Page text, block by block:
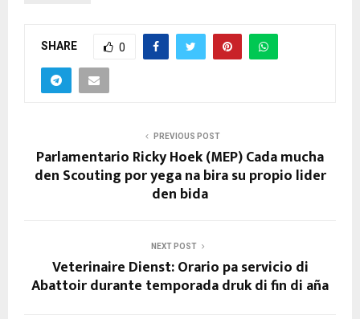
SHARE 0
PREVIOUS POST
Parlamentario Ricky Hoek (MEP) Cada mucha
den Scouting por yega na bira su propio lider
den bida
NEXT POST
Veterinaire Dienst: Orario pa servicio di
Abattoir durante temporada druk di fin di aña